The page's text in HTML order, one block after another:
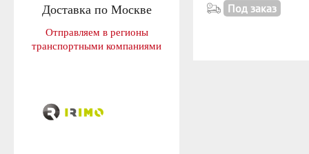
Доставка по Москве
Отправляем в регионы
транспортными компаниями
Под заказ